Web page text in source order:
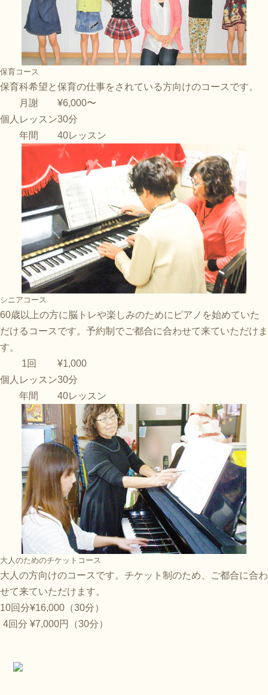
保育コース
保育科希望と保育の仕事をされている方向けのコースです。
月謝
¥6,000〜
個人レッスン30分
年間
40レッスン
シニアコース
60歳以上の方に脳トレや楽しみのためにピアノを始めていた
だけるコースです。予約制でご都合に合わせて来ていただけま
す。
1回
¥1,000
個人レッスン30分
年間
40レッスン
大人のためのチケットコース
大人の方向けのコースです。チケット制のため、ご都合に合わ
せて来ていただけます。
10回分¥16,000（30分）
4回分 ¥7,000円（30分）